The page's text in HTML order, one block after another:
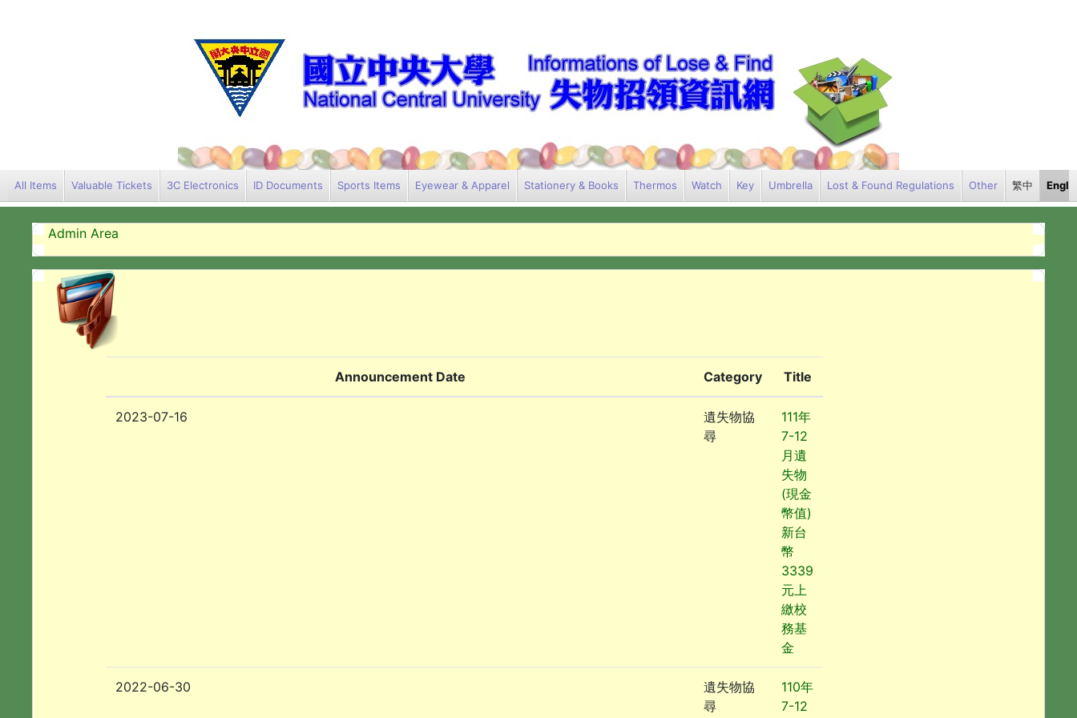
All Items Valuable Tickets 3C Electronics ID Documents Sports Items Eyewear & Apparel Stationery & Books Thermos Watch Key Umbrella Lost & Found Regulations Other 繁中
Admin Area
Announcement Date Category Title
2023-07-16
遺失物協
尋
111年
7-12
月遺
失物
(現金
幣值)
新台
幣
3339
元上
繳校
務基
金
2022-06-30
遺失物協
尋
110年
7-12